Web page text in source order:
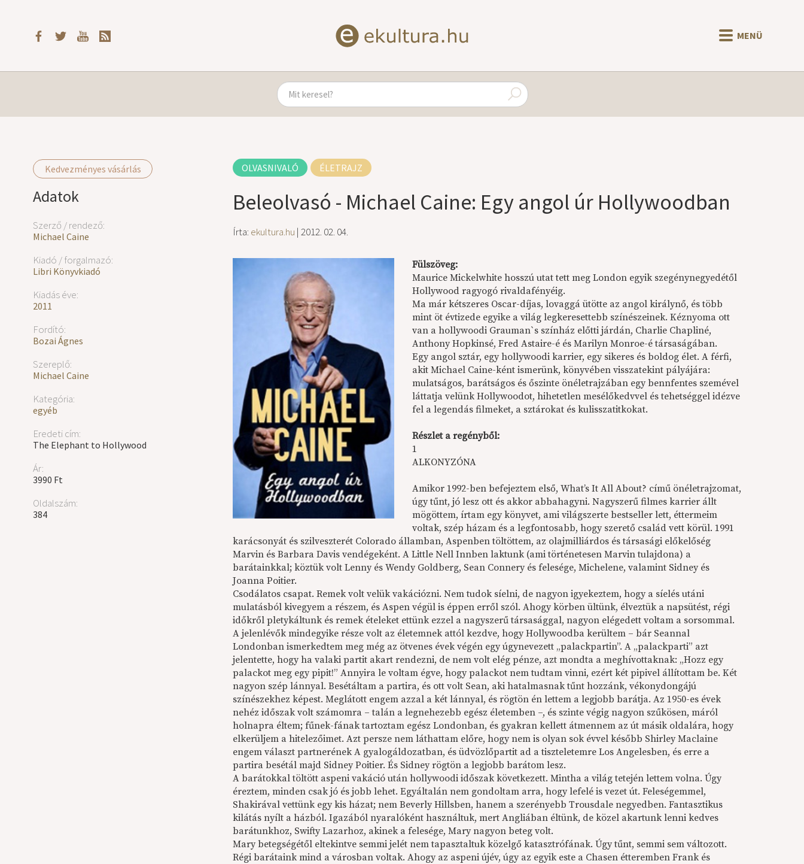
MENÜ
Kedvezményes vásárlás
Adatok
Szerző / rendező:
Michael Caine
Kiadó / forgalmazó:
Libri Könyvkiadó
Kiadás éve:
2011
Fordító:
Bozai Ágnes
Szereplő:
Michael Caine
Kategória:
egyéb
Eredeti cím:
The Elephant to Hollywood
Ár:
3990 Ft
Oldalszám:
384
OLVASNIVALÓ ÉLETRAJZ
Beleolvasó - Michael Caine: Egy angol úr Hollywoodban
Írta: ekultura.hu | 2012. 02. 04.
Fülszöveg:
Maurice Mickelwhite hosszú utat tett meg London egyik szegénynegyedétől
Hollywood ragyogó rivaldafényéig.
Ma már kétszeres Oscar-díjas, lovaggá ütötte az angol királynő, és több
mint öt évtizede egyike a világ legkeresettebb színészeinek. Kéznyoma ott
van a hollywoodi Grauman`s színház előtti járdán, Charlie Chapliné,
Anthony Hopkinsé, Fred Astaire-é és Marilyn Monroe-é társaságában.
Egy angol sztár, egy hollywoodi karrier, egy sikeres és boldog élet. A férfi,
akit Michael Caine-ként ismerünk, könyvében visszatekint pályájára:
mulatságos, barátságos és őszinte önéletrajzában egy bennfentes szemével
láttatja velünk Hollywoodot, hihetetlen mesélőkedvvel és tehetséggel idézve
fel a legendás filmeket, a sztárokat és kulisszatitkokat.
Részlet a regényből:
1
ALKONYZÓNA
Amikor 1992-ben befejeztem első, What’s It All About? című önéletrajzomat,
úgy tűnt, jó lesz ott és akkor abbahagyni. Nagyszerű filmes karrier állt
mögöttem, írtam egy könyvet, ami világszerte bestseller lett, éttermeim
voltak, szép házam és a legfontosabb, hogy szerető család vett körül. 1991
karácsonyát és szilveszterét Colorado államban, Aspenben töltöttem, az olajmilliárdos és társasági előkelőség
Marvin és Barbara Davis vendégeként. A Little Nell Innben laktunk (ami történetesen Marvin tulajdona) a
barátainkkal; köztük volt Lenny és Wendy Goldberg, Sean Connery és felesége, Michelene, valamint Sidney és
Joanna Poitier.
Csodálatos csapat. Remek volt velük vakációzni. Nem tudok síelni, de nagyon igyekeztem, hogy a síelés utáni
mulatásból kivegyem a részem, és Aspen végül is éppen erről szól. Ahogy körben ültünk, élveztük a napsütést, régi
időkről pletykáltunk és remek ételeket ettünk ezzel a nagyszerű társasággal, nagyon elégedett voltam a sorsommal.
A jelenlévők mindegyike része volt az életemnek attól kezdve, hogy Hollywoodba kerültem – bár Seannal
Londonban ismerkedtem meg még az ötvenes évek végén egy úgynevezett „palackpartin”. A „palackparti” azt
jelentette, hogy ha valaki partit akart rendezni, de nem volt elég pénze, azt mondta a meghívottaknak: „Hozz egy
palackot meg egy pipit!” Annyira le voltam égve, hogy palackot nem tudtam vinni, ezért két pipivel állítottam be. Két
nagyon szép lánnyal. Besétáltam a partira, és ott volt Sean, aki hatalmasnak tűnt hozzánk, vékonydongájú
színészekhez képest. Meglátott engem azzal a két lánnyal, és rögtön én lettem a legjobb barátja. Az 1950-es évek
nehéz időszak volt számomra – talán a legnehezebb egész életemben –, és szinte végig nagyon szűkösen, máról
holnapra éltem; fűnek-fának tartoztam egész Londonban, és gyakran kellett átmennem az út másik oldalára, hogy
elkerüljem a hitelezőimet. Azt persze nem láthattam előre, hogy nem is olyan sok évvel később Shirley Maclaine
engem választ partnerének A gyalogáldozatban, és üdvözlőpartit ad a tiszteletemre Los Angelesben, és erre a
partira besétál majd Sidney Poitier. És Sidney rögtön a legjobb barátom lesz.
A barátokkal töltött aspeni vakáció után hollywoodi időszak következett. Mintha a világ tetején lettem volna. Úgy
éreztem, minden csak jó és jobb lehet. Egyáltalán nem gondoltam arra, hogy lefelé is vezet út. Feleségemmel,
Shakirával vettünk egy kis házat; nem Beverly Hillsben, hanem a szerényebb Trousdale negyedben. Fantasztikus
kilátás nyílt a házból. Igazából nyaralóként használtuk, mert Angliában éltünk, de közel akartunk lenni kedves
barátunkhoz, Swifty Lazarhoz, akinek a felesége, Mary nagyon beteg volt.
Mary betegségétől eltekintve semmi jelét nem tapasztaltuk közelgő katasztrófának. Úgy tűnt, semmi sem változott.
Régi barátaink mind a városban voltak. Ahogy az aspeni újév, úgy az egyik este a Chasen étteremben Frank és